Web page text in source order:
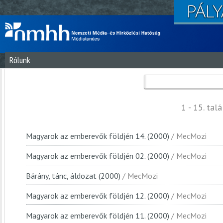
Rólunk
1 - 15.
Magyarok az emberevők földjén 14. (2000) / MecMozi
Magyarok az emberevők földjén 02. (2000) / MecMozi
Bárány, tánc, áldozat (2000) / MecMozi
Magyarok az emberevők földjén 12. (2000) / MecMozi
Magyarok az emberevők földjén 11. (2000) / MecMozi